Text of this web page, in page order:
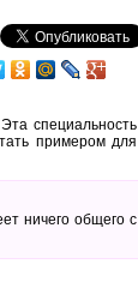
специальность
примером для
ничего общего с